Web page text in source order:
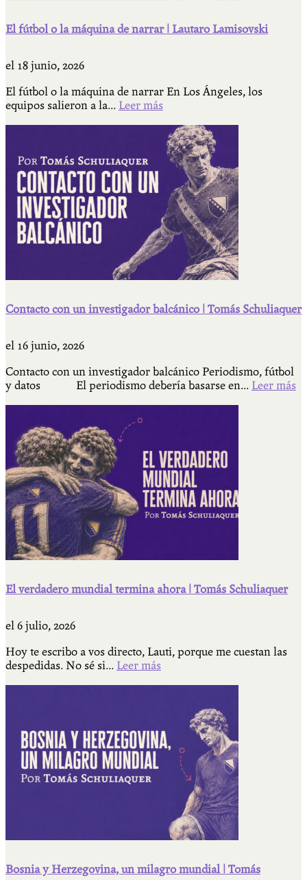
El fútbol o la máquina de narrar | Lautaro Lamisovski
el 18 junio, 2026
El fútbol o la máquina de narrar En Los Ángeles, los
equipos salieron a la... Leer más
Contacto con un investigador balcánico | Tomás Schuliaquer
el 16 junio, 2026
Contacto con un investigador balcánico Periodismo, fútbol
y datos El periodismo debería basarse en... Leer más
El verdadero mundial termina ahora | Tomás Schuliaquer
el 6 julio, 2026
Hoy te escribo a vos directo, Lauti, porque me cuestan las
despedidas. No sé si... Leer más
Bosnia y Herzegovina, un milagro mundial | Tomás